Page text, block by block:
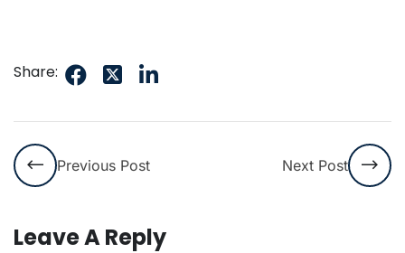
Share:
Previous Post Next Post
Leave A Reply